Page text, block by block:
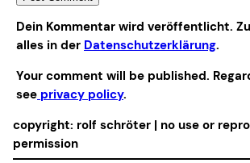
Alternative:
Dein Kommentar wird veröffentlicht.
alles in der Datenschutzerklärung.
Your comment will be published.
see privacy policy.
copyright: rolf schröter | no use or
permission